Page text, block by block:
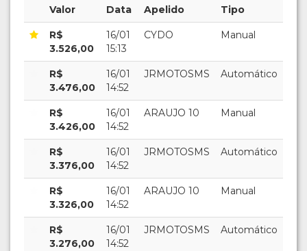
Valor Data Apelido Tipo
R$
3.526,00
16/01
15:13
CYDO Manual
R$
3.476,00
16/01
14:52
JRMOTOSMS Automático
R$
3.426,00
16/01
14:52
ARAUJO 10 Manual
R$
3.376,00
16/01
14:52
JRMOTOSMS Automático
R$
3.326,00
16/01
14:52
ARAUJO 10 Manual
R$
3.276,00
16/01
14:52
JRMOTOSMS Automático